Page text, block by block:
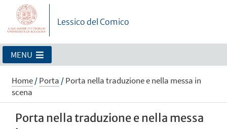
Lessico del Comico
MENU
Home/Porta /Porta nella traduzione e nella messa in
scena
Porta nella traduzione e nella messa